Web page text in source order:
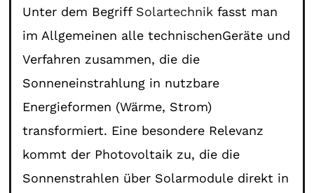
Unter dem Begriff Solartechnik fasst man
im Allgemeinen alle technischenGeräte und
Verfahren zusammen, die die
Sonneneinstrahlung in nutzbare
Energieformen (Wärme, Strom)
transformiert. Eine besondere Relevanz
kommt der Photovoltaik zu, die die
Sonnenstrahlen über Solarmodule direkt in